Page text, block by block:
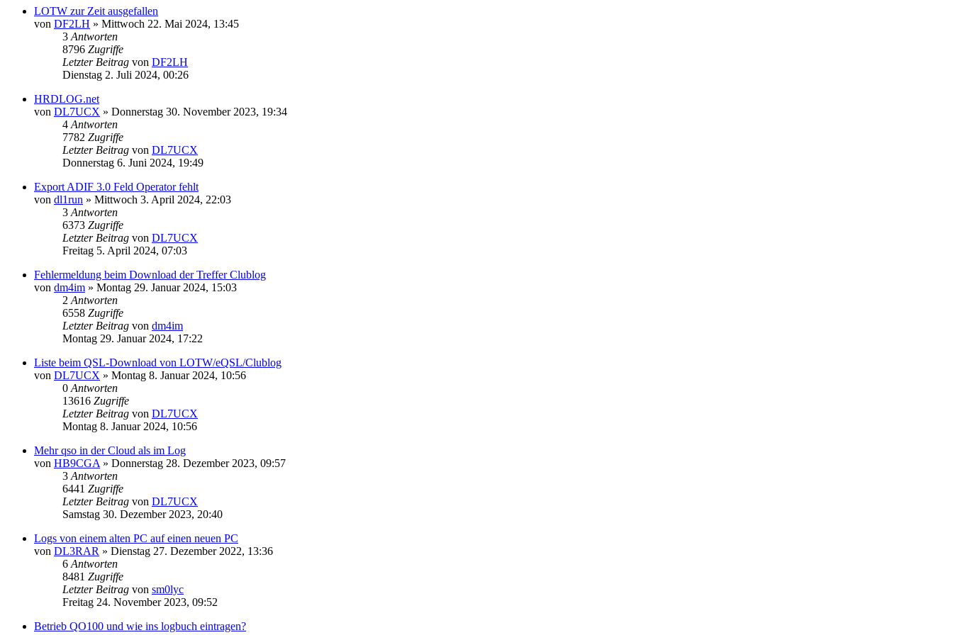
LOTW zur Zeit ausgefallen
von DF2LH » Mittwoch 22. Mai 2024, 13:45
3 Antworten
8796 Zugriffe
Letzter Beitrag von DF2LH
Dienstag 2. Juli 2024, 00:26
HRDLOG.net
von DL7UCX » Donnerstag 30. November 2023, 19:34
4 Antworten
7782 Zugriffe
Letzter Beitrag von DL7UCX
Donnerstag 6. Juni 2024, 19:49
Export ADIF 3.0 Feld Operator fehlt
von dl1run » Mittwoch 3. April 2024, 22:03
3 Antworten
6373 Zugriffe
Letzter Beitrag von DL7UCX
Freitag 5. April 2024, 07:03
Fehlermeldung beim Download der Treffer Clublog
von dm4im » Montag 29. Januar 2024, 15:03
2 Antworten
6558 Zugriffe
Letzter Beitrag von dm4im
Montag 29. Januar 2024, 17:22
Liste beim QSL-Download von LOTW/eQSL/Clublog
von DL7UCX » Montag 8. Januar 2024, 10:56
0 Antworten
13616 Zugriffe
Letzter Beitrag von DL7UCX
Montag 8. Januar 2024, 10:56
Mehr qso in der Cloud als im Log
von HB9CGA » Donnerstag 28. Dezember 2023, 09:57
3 Antworten
6441 Zugriffe
Letzter Beitrag von DL7UCX
Samstag 30. Dezember 2023, 20:40
Logs von einem alten PC auf einen neuen PC
von DL3RAR » Dienstag 27. Dezember 2022, 13:36
6 Antworten
8481 Zugriffe
Letzter Beitrag von sm0lyc
Freitag 24. November 2023, 09:52
Betrieb QO100 und wie ins logbuch eintragen?